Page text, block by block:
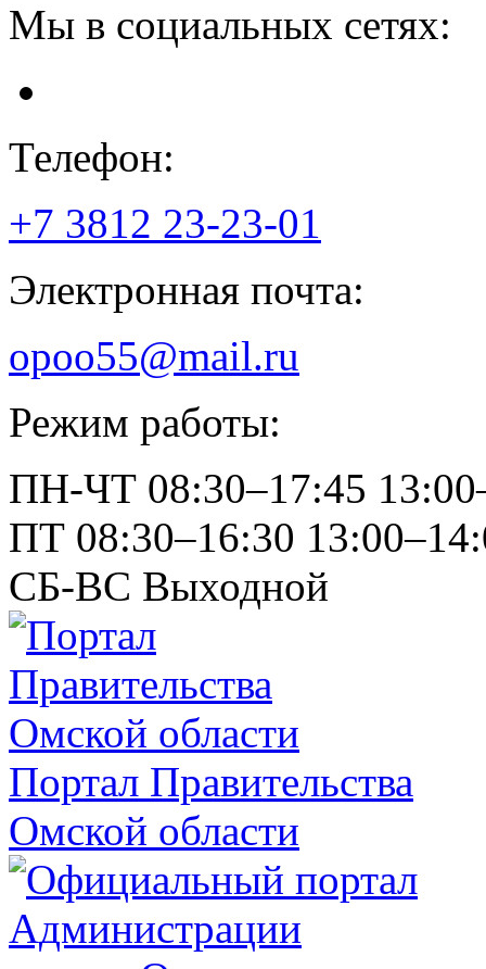
Мы в социальных сетях:
Телефон:
+7 3812 23-23-01
Электронная почта:
opoo55@mail.ru
Режим работы:
ПН-ЧТ 08:30–17:45
ПТ 08:30–16:30
СБ-ВС Выходной
Портал Правительства
Омской области